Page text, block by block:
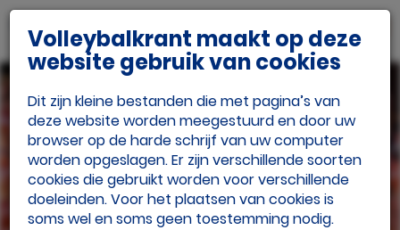
Adverteren
Volleybalkrant maakt op deze
website gebruik van cookies
Dit zijn kleine bestanden die met pagina’s van
deze website worden meegestuurd en door uw
browser op de harde schrijf van uw computer
worden opgeslagen. Er zijn verschillende soorten
cookies die gebruikt worden voor verschillende
doeleinden. Voor het plaatsen van cookies is
soms wel en soms geen toestemming nodig.